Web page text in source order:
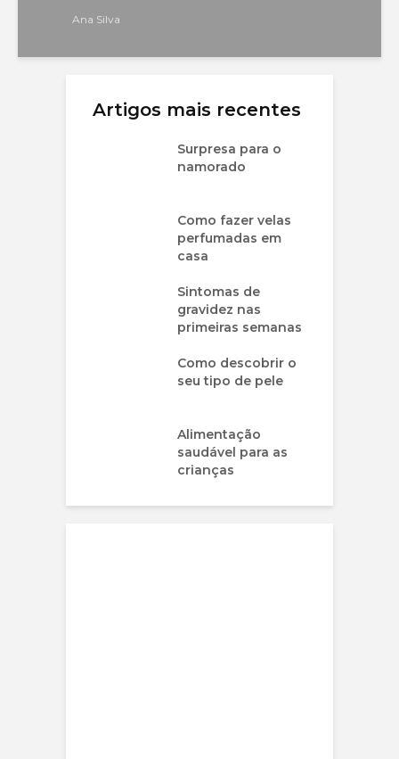
Ana Silva
Artigos mais recentes
Surpresa para o
namorado
Como fazer velas
perfumadas em
casa
Sintomas de
gravidez nas
primeiras semanas
Como descobrir o
seu tipo de pele
Alimentação
saudável para as
crianças